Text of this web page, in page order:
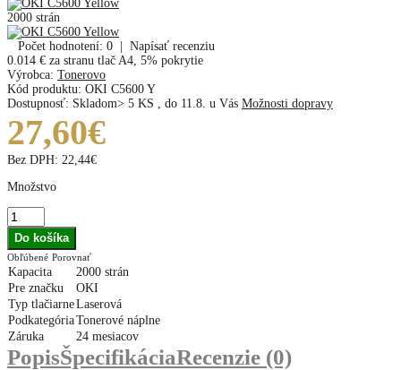
2000 strán
Počet hodnotení: 0
Napísať recenziu
0.014 € za stranu tlač A4, 5% pokrytie
Výrobca: Tonerovo
Kód produktu: OKI C5600 Y
Dostupnosť: Skladom> 5 KS do 11.8. u Vás Možnosti dopravy
27,60€
Bez DPH: 22,44€
Množstvo
Obľúbené Porovnať
Kapacita
2000 strán
Pre značku
OKI
Typ tlačiarneLaserová
PodkategóriaTonerové náplne
Záruka
24 mesiacov
PopisŠpecifikáciaRecenzie (0)